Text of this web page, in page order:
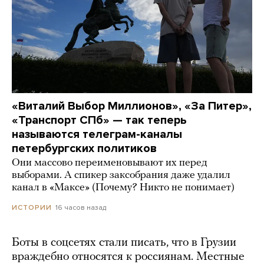
«Виталий Выбор Миллионов», «За Питер»,
«Транспорт СПб» — так теперь
называются телеграм-каналы
петербургских политиков
Они массово переименовывают их перед
выборами. А спикер заксобрания даже удалил
канал в «Максе» (Почему? Никто не понимает)
ИСТОРИИ 16 часов назад
Боты в соцсетях стали писать, что в Грузии
враждебно относятся к россиянам. Местные